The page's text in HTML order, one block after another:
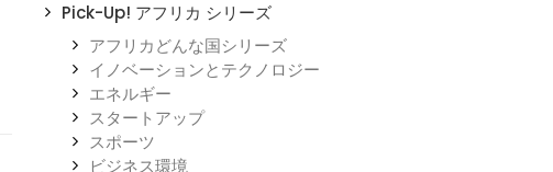
Pick-Up! アフリカ シリーズ
アフリカどんな国シリーズ
イノベーションとテクノロジー
エネルギー
スタートアップ
スポーツ
ビジネス環境